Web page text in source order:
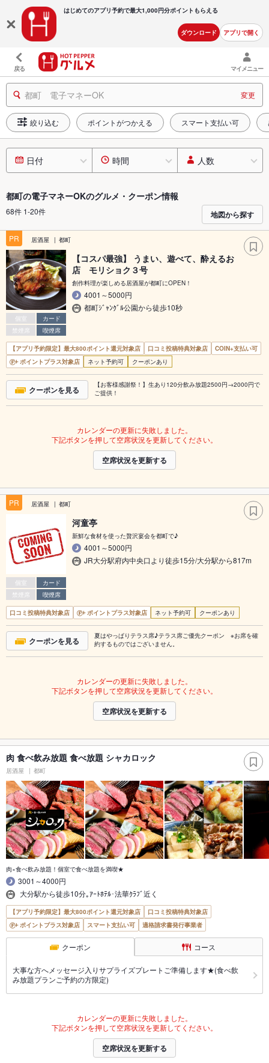
はじめてのアプリ予約で最大1,000円分ポイントもらえる
ダウンロード アプリで開く
戻る マイメニュー
都町 電子マネーOK 変更
絞り込む ポイントがつかえる スマート支払い可
日付 時間 人数
都町の電子マネーOKのグルメ・クーポン情報
68件 1-20件 地図から探す
PR 居酒屋 都町
個室
カード
禁煙席
喫煙席
【コスパ最強】 うまい、遊べて、酔えるお
店 モリショク３号
創作料理が楽しめる居酒屋が都町にOPEN！
4001～5000円
都町ｼﾞｬﾝｸﾞﾙ公園から徒歩10秒
【アプリ予約限定】最大800ポイント還元対象店 口コミ投稿特典対象店
COIN+支払い可
ポイントプラス対象店
ネット予約可 クーポンあり
クーポンを見る
【お客様感謝祭！】生あり120分飲み放題2500円→2000円で
ご提供！
カレンダーの更新に失敗しました。
下記ボタンを押して空席状況を更新してください。
空席状況を更新する
PR 居酒屋 都町
個室
カード
禁煙席
喫煙席
河童亭
新鮮な食材を使った贅沢宴会を都町で♪
4001～5000円
JR大分駅府内中央口より徒歩15分/大分駅から817m
口コミ投稿特典対象店 ポイントプラス対象店 ネット予約可 クーポンあり
クーポンを見る
夏はやっぱりテラス席♪テラス席ご優先クーポン ※お席を確
約するものではございません。
カレンダーの更新に失敗しました。
下記ボタンを押して空席状況を更新してください。
空席状況を更新する
肉 食べ飲み放題 食べ放題 シャカロック
居酒屋 都町
肉×食べ飲み放題！個室で食べ放題を満喫★
3001～4000円
大分駅から徒歩10分｡ｱｰﾄﾎﾃﾙ･法華ｸﾗﾌﾞ近く
【アプリ予約限定】最大800ポイント還元対象店
口コミ投稿特典対象店
ポイントプラス対象店
スマート支払い可 適格請求書発行事業者
クーポン コース
大事な方へメッセージ入りサプライズプレートご準備します★(食べ飲
み放題プランご予約の方限定)
カレンダーの更新に失敗しました。
下記ボタンを押して空席状況を更新してください。
空席状況を更新する